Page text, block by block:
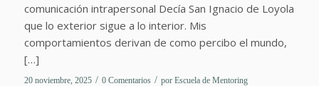
comunicación intrapersonal Decía San Ignacio de Loyola
que lo exterior sigue a lo interior. Mis
comportamientos derivan de como percibo el mundo,
[…]
20 noviembre, 2025 / 0 Comentarios / por Escuela de Mentoring